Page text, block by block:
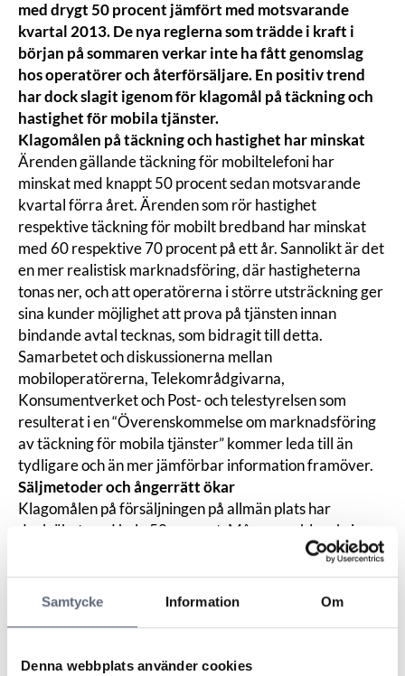
Samtycke Information Om
Denna webbplats använder cookies
med drygt 50 procent jämfört med motsvarande
kvartal 2013. De nya reglerna som trädde i kraft i
början på sommaren verkar inte ha fått genomslag
hos operatörer och återförsäljare. En positiv trend
har dock slagit igenom för klagomål på täckning och
hastighet för mobila tjänster.
Klagomålen på täckning och hastighet har minskat
Ärenden gällande täckning för mobiltelefoni har
minskat med knappt 50 procent sedan motsvarande
kvartal förra året. Ärenden som rör hastighet
respektive täckning för mobilt bredband har minskat
med 60 respektive 70 procent på ett år. Sannolikt är det
en mer realistisk marknadsföring, där hastigheterna
tonas ner, och att operatörerna i större utsträckning ger
sina kunder möjlighet att prova på tjänsten innan
bindande avtal tecknas, som bidragit till detta.
Samarbetet och diskussionerna mellan
mobiloperatörerna, Telekområdgivarna,
Konsumentverket och Post- och telestyrelsen som
resulterat i en “Överenskommelse om marknadsföring
av täckning för mobila tjänster” kommer leda till än
tydligare och än mer jämförbar information framöver.
Säljmetoder och ångerrätt ökar
Klagomålen på försäljningen på allmän plats har
dock ökat med hela 50 procent. Många problem kring
försäljningen i butik och på allmän plats gäller
återförsäljare till operatörerna. Tre fjärdedelar av
klagomålen gäller återförsäljare till operatörerna
där konsumenten har fått intrycket av att de ska få en